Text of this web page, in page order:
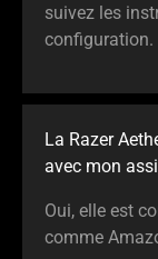
suivez les
configuration.
La Razer
avec mon
Oui, elle est
comme